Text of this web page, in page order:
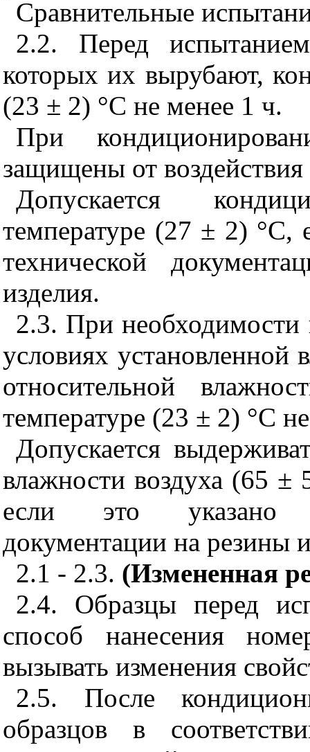
Сравнительные
2.2. Перед
которых их вырубают,
(23 ± 2) °С не менее 1 ч.
При
защищены от
Допускается
температуре (27 ± 2) °С,
технической
изделия.
2.3. При необходимости
условиях
относительной
температуре (23 ± 2) °С
Допускается
влажности воздуха (65
если это указано в
документации на резины
2.1 - 2.3. (Измененная
2.4. Образцы перед
способ нанесения
вызывать изменения
2.5. После
образцов в